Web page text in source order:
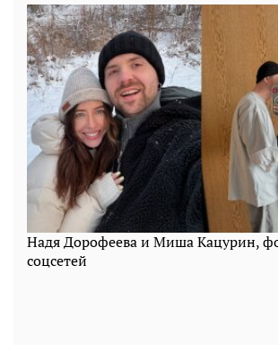
Надя Дорофеева и Миша Кацурин,
соцсетей